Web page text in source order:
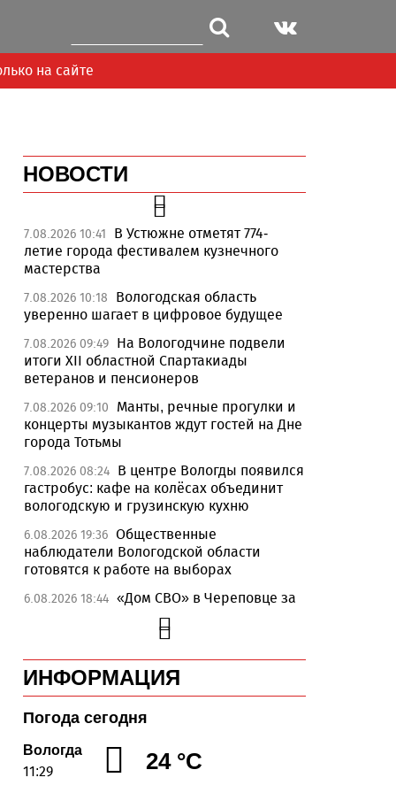
на сайте
НОВОСТИ
7.08.2026 10:41
В Устюжне отметят 774-
летие города фестивалем кузнечного
мастерства
7.08.2026 10:18
Вологодская область
уверенно шагает в цифровое будущее
7.08.2026 09:49 На Вологодчине подвели
итоги XII областной Спартакиады
ветеранов и пенсионеров
7.08.2026 09:10
Манты, речные прогулки и
концерты музыкантов ждут гостей на Дне
города Тотьмы
7.08.2026 08:24 В центре Вологды появился
гастробус: кафе на колёсах объединит
вологодскую и грузинскую кухню
6.08.2026 19:36 Общественные
наблюдатели Вологодской области
готовятся к работе на выборах
6.08.2026 18:44 «Дом СВО» в Череповце за
полгода работы обработал около 13
6.08.2026 17:59 В Вологде приступили к
обновлению дорожного полотна на
Петрозаводской
6.08.2026 17:17 «Территория талантов»
открылась для 122 школьников из
Алчевска в Вологодской области
ИНФОРМАЦИЯ
Погода сегодня
Вологда
11:29 24 °C